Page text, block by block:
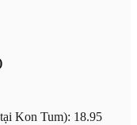
Kon Tum): 18.95